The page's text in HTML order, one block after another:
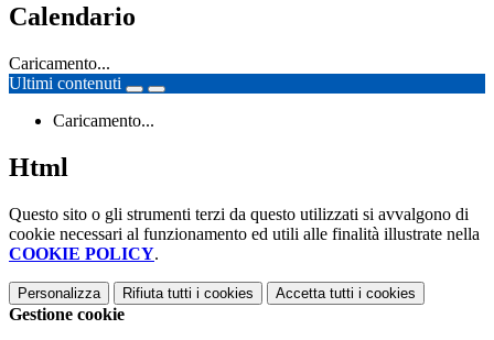
Calendario
Caricamento...
Ultimi contenuti
Caricamento...
Html
Questo sito o gli strumenti terzi da questo utilizzati si avvalgono di
cookie necessari al funzionamento ed utili alle finalità illustrate nella
COOKIE POLICY.
Personalizza Rifiuta tutti i cookies Accetta tutti i cookies
Gestione cookie